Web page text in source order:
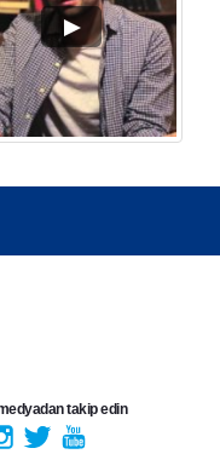
takip edin